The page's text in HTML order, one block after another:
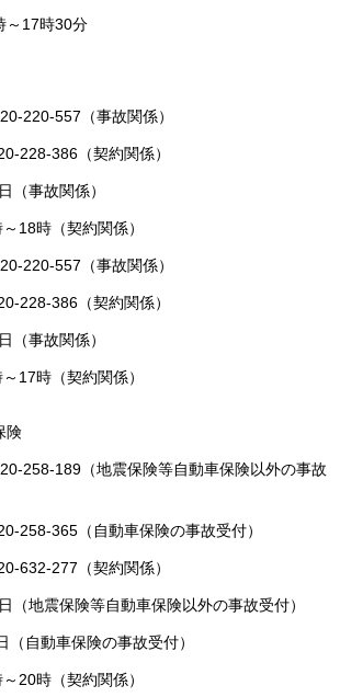
～17時30分
220-557（事故関係）
228-386（契約関係）
（事故関係）
～18時（契約関係）
220-557（事故関係）
228-386（契約関係）
（事故関係）
～17時（契約関係）
険
258-189（地震保険等自動車保険以外の事故
258-365（自動車保険の事故受付）
632-277（契約関係）
（地震保険等自動車保険以外の事故受付）
（自動車保険の事故受付）
～20時（契約関係）